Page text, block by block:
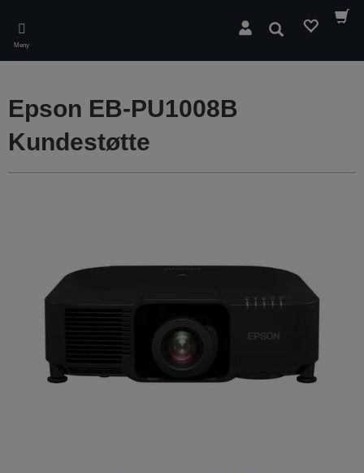
main
content
Meny
Søk
Epson EB-PU1008B
Kundestøtte